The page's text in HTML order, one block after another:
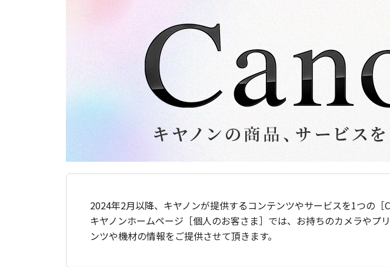
2024年2月以降、キヤノンが提供するコンテンツやサービスを1つの［
キヤノンホームページ［個人のお客さま］では、お持ちのカメラや
ンツや機材の情報をご提供させて頂きます。